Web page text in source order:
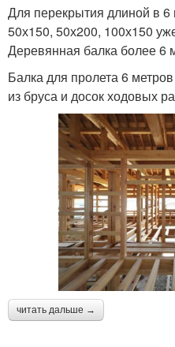
Для перекрытия длиной в
50х150, 50х200, 100х150
Деревянная балка более 6
Балка для пролета 6
из бруса и досок ходовых
читать дальше →